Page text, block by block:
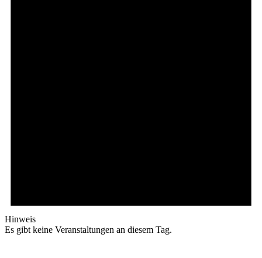
Hinweis
Es gibt keine Veranstaltungen an diesem Tag.